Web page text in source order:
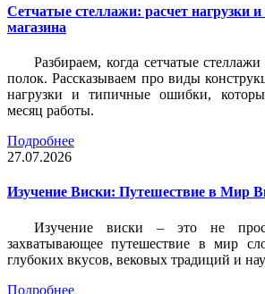
Сетчатые стеллажи: расчет нагрузки
магазина
Разбираем, когда сетчатые
полок. Рассказываем про виды
нагрузки и типичные ошибки,
месяц работы.
Подробнее
27.07.2026
Изучение Виски: Путешествие в Мир
Изучение виски – это не
захватывающее путешествие в мир
глубоких вкусов, вековых традиций и
Подробнее